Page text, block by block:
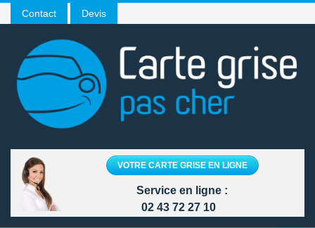
Contact Devis
VOTRE CARTE GRISE EN LIGNE
Service en ligne :
02 43 72 27 10